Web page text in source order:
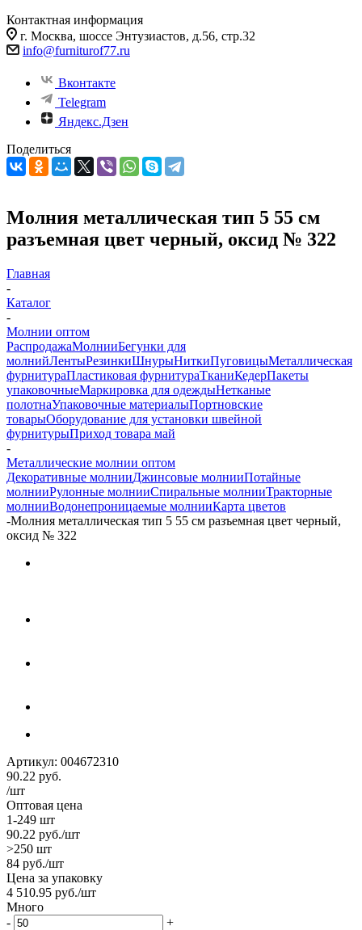
Контактная информация
г. Москва, шоссе Энтузиастов, д.56, стр.32
info@furniturof77.ru
Вконтакте
Telegram
Яндекс.Дзен
Поделиться
Молния металлическая тип 5 55 см
разъемная цвет черный, оксид № 322
Главная
-
Каталог
-
Молнии оптом
РаспродажаМолнииБегунки для
молнийЛентыРезинкиШнурыНиткиПуговицыМеталлическая
фурнитураПластиковая фурнитураТканиКедерПакеты
упаковочныеМаркировка для одеждыНетканые
полотнаУпаковочные материалыПортновские
товарыОборудование для установки швейной
фурнитурыПриход товара май
-
Металлические молнии оптом
Декоративные молнииДжинсовые молнииПотайные
молнииРулонные молнииСпиральные молнииТракторные
молнииВодонепроницаемые молнииКарта цветов
-Молния металлическая тип 5 55 см разъемная цвет черный,
оксид № 322
Артикул: 004672310
90.22 руб.
/шт
Оптовая цена
1-249 шт
90.22 руб./шт
>250 шт
84 руб./шт
Цена за упаковку
4 510.95 руб./шт
Много
-
+